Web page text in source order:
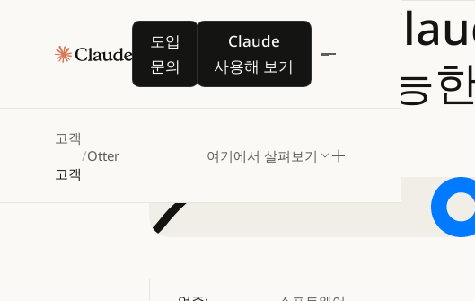
도입
문의
도입 문의
Claude
사용해 보기
Claude 사용해 보기
고객
고객
/Otter 여기에서 살펴보기
Otter,
가능